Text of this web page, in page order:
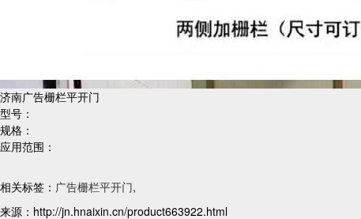
济南广告栅栏平开门
型号：
规格：
应用范围：
相关标签： 广告栅栏平开门,
来源：http://jn.hnaixin.cn/product663922.html